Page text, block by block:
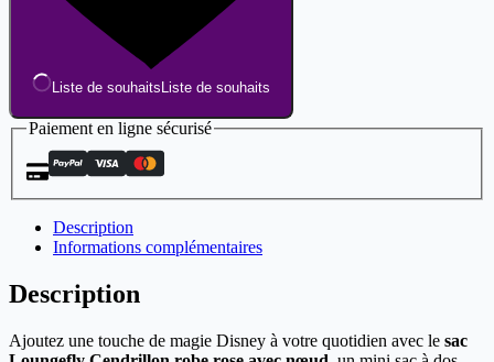
Liste de souhaits Liste de souhaits
Paiement en ligne sécurisé
Description
Informations complémentaires
Description
Ajoutez une touche de magie Disney à votre quotidien avec le sac